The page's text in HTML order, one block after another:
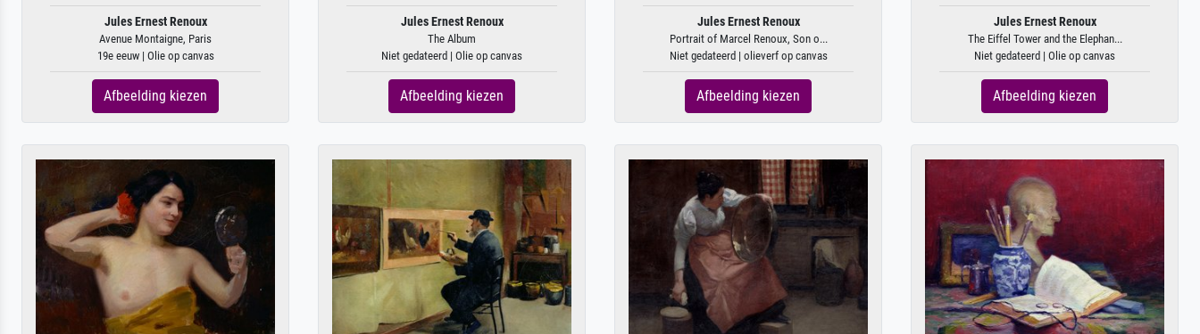
Jules Ernest Renoux
Avenue Montaigne, Paris
19e eeuw | Olie op canvas
Afbeelding kiezen
Jules Ernest Renoux
The Album
Niet gedateerd | Olie op canvas
Afbeelding kiezen
Jules Ernest Renoux
Portrait of Marcel Renoux, Son o...
Niet gedateerd | olieverf op canvas
Afbeelding kiezen
Jules Ernest Renoux
The Eiffel Tower and the Elephan...
Niet gedateerd | Olie op canvas
Afbeelding kiezen